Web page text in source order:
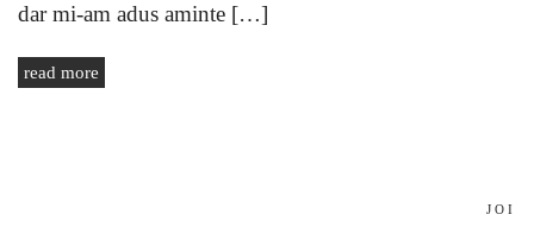
dar mi-am adus aminte […]
read more
JOI